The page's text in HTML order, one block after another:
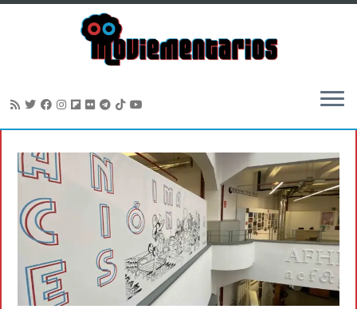
contenido